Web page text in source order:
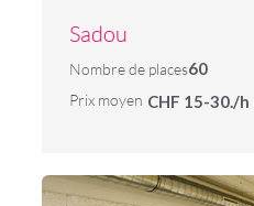
Sadou
Nombre de places60
Prix moyen CHF 15-30./h